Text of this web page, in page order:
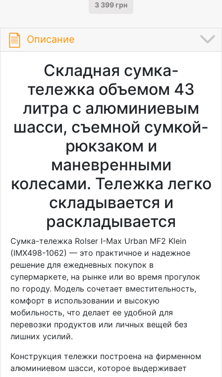
3 399 грн
Описание
Складная сумка-
тележка объемом 43
литра с алюминиевым
шасси, съемной сумкой-
рюкзаком и
маневренными
колесами. Тележка легко
складывается и
раскладывается
Сумка-тележка Rolser I-Max Urban MF2 Klein
(IMX498-1062) — это практичное и надежное
решение для ежедневных покупок в
супермаркете, на рынке или во время прогулок
по городу. Модель сочетает вместительность,
комфорт в использовании и высокую
мобильность, что делает ее удобной для
перевозки продуктов или личных вещей без
лишних усилий.
Конструкция тележки построена на фирменном
алюминиевом шасси, которое выдерживает